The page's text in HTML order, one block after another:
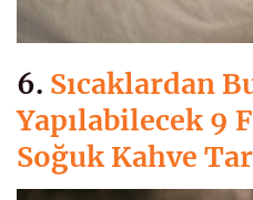
6. Sıcaklardan
Yapılabilecek 9
Soğuk Kahve